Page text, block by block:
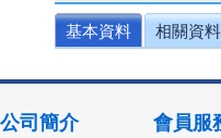
基本資料 相關資料
公司簡介 會員服